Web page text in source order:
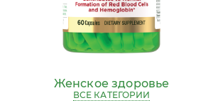
Женское здоровье
ВСЕ КАТЕГОРИИ